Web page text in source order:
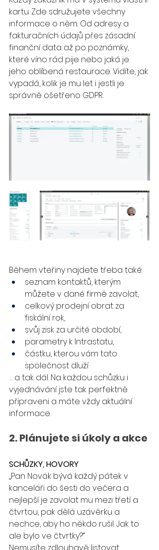
kartu. Zde sdružujete všechny
informace o něm. Od adresy a
fakturačních údajů přes zásadní
finanční data až po poznámky,
které víno rád pije nebo jaká je
jeho oblíbená restaurace. Vidíte, jak
vypadá, kolik je mu let i jestli je
správně ošetřeno GDPR.
Během vteřiny najdete třeba také:
seznam kontaktů, kterým
můžete v dané firmě zavolat,
celkový prodejní obrat za
fiskální rok,
svůj zisk za určité období,
parametry k Intrastatu,
částku, kterou vám tato
společnost dluží
… a tak dál. Na každou schůzku i
vyjednávání jste tak perfektně
připraveni a máte vždy aktuální
informace.
2. Plánujete si úkoly a akce
SCHŮZKY, HOVORY
„Pan Novák bývá každý pátek v
kanceláři do šesti do večera a
nejlepší je zavolat mu mezi třetí a
čtvrtou, pak dělá uzávěrku a
nechce, aby ho někdo rušil. Jak to
ale bylo ve čtvrtky?“
Nemusíte zdlouhavě listovat